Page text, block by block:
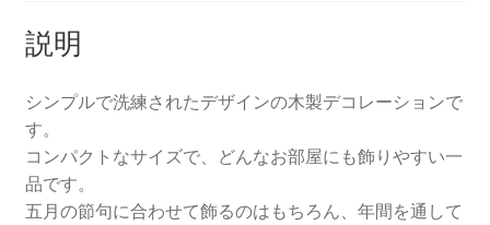
説明
シンプルで洗練されたデザインの木製デコレーションで
す。
コンパクトなサイズで、どんなお部屋にも飾りやすい一
品です。
五月の節句に合わせて飾るのはもちろん、年間を通して